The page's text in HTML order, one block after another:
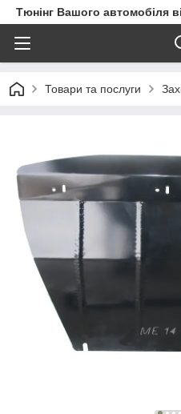
Тюнінг Вашого автомобіля
Товари та послуги